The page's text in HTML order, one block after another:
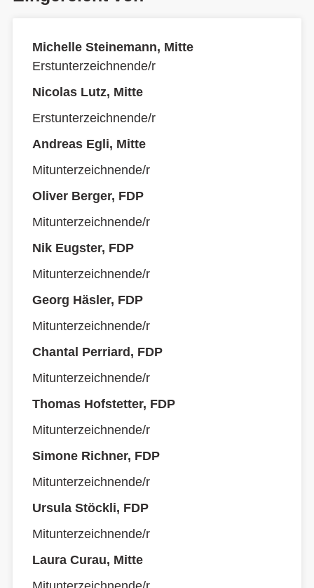
Michelle Steinemann, Mitte
Erstunterzeichnende/r
Nicolas Lutz, Mitte
Erstunterzeichnende/r
Andreas Egli, Mitte
Mitunterzeichnende/r
Oliver Berger, FDP
Mitunterzeichnende/r
Nik Eugster, FDP
Mitunterzeichnende/r
Georg Häsler, FDP
Mitunterzeichnende/r
Chantal Perriard, FDP
Mitunterzeichnende/r
Thomas Hofstetter, FDP
Mitunterzeichnende/r
Simone Richner, FDP
Mitunterzeichnende/r
Ursula Stöckli, FDP
Mitunterzeichnende/r
Laura Curau, Mitte